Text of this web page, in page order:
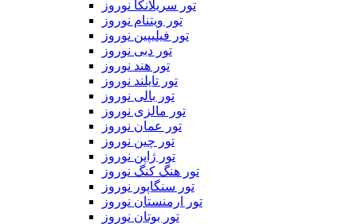
تور سریلانکا نوروز
تور ویتنام نوروز
تور فیلیپین نوروز
تور دبی نوروز
تور هند نوروز
تور تایلند نوروز
تور بالی نوروز
تور مالزی نوروز
تور عمان نوروز
تور چین نوروز
تور ژاپن نوروز
تور هنگ کنگ نوروز
تور سنگاپور نوروز
تور ارمنستان نوروز
تور بوتان نوروز